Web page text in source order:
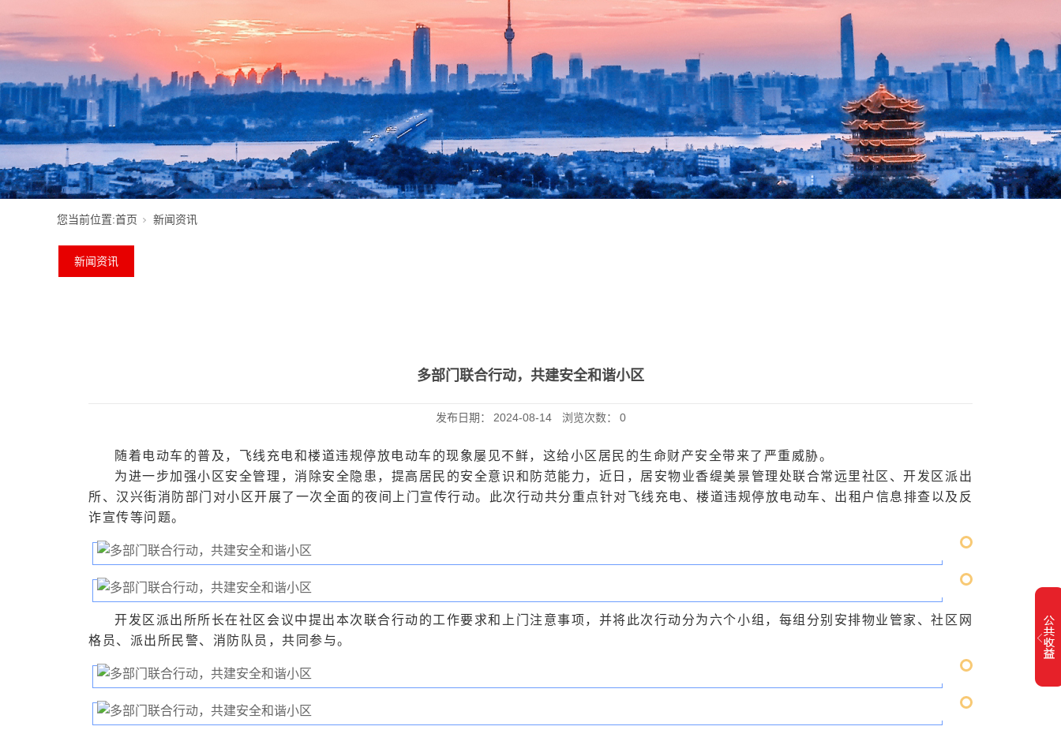
您当前位置:首页 新闻资讯
新闻资讯
多部门联合行动，共建安全和谐小区
发布日期： 2024-08-14 浏览次数： 0
随着电动车的普及，飞线充电和楼道违规停放电动车的现象屡见不鲜，这给小区居民的生命财产安全带来了严重威胁。
为进一步加强小区安全管理，消除安全隐患，提高居民的安全意识和防范能力，近日，居安物业香缇美景管理处联合常远里社区、开发区派出
所、汉兴街消防部门对小区开展了一次全面的夜间上门宣传行动。此次行动共分重点针对飞线充电、楼道违规停放电动车、出租户信息排查以及反
诈宣传等问题。
开发区派出所所长在社区会议中提出本次联合行动的工作要求和上门注意事项，并将此次行动分为六个小组，每组分别安排物业管家、社区网
格员、派出所民警、消防队员，共同参与。